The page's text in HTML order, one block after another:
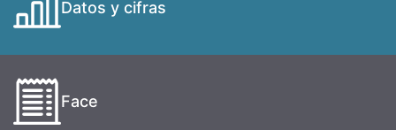
Datos y cifras
Face